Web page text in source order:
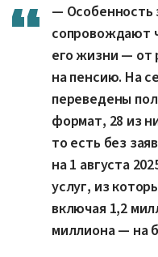
— Особенность
сопровождают
его жизни — от
на пенсию. На
переведены
формат, 28 из
то есть без
на 1 августа
услуг, из
включая 1,2
миллиона — на